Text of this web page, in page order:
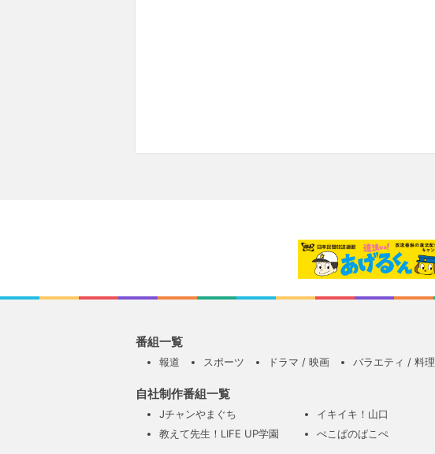
番組一覧
報道 スポーツ ドラマ / 映画 バラエティ / 料理
自社制作番組一覧
Jチャンやまぐち イキイキ！山口
教えて先生！LIFE UP学園
ぺこぱのぱこぺ